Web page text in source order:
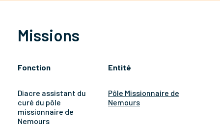
Missions
Fonction Entité
Diacre assistant du
curé du pôle
missionnaire de
Nemours
Pôle Missionnaire de
Nemours